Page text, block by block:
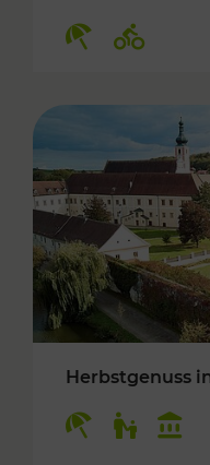
Herbstgenuss